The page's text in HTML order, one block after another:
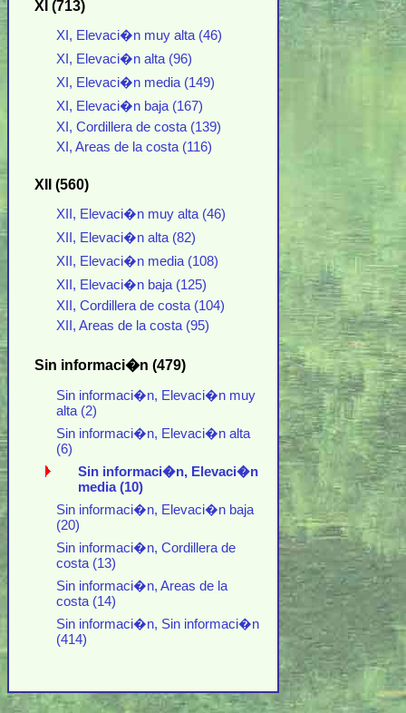
XI (713)
XI, Elevaci�n muy alta (46)
XI, Elevaci�n alta (96)
XI, Elevaci�n media (149)
XI, Elevaci�n baja (167)
XI, Cordillera de costa (139)
XI, Areas de la costa (116)
XII (560)
XII, Elevaci�n muy alta (46)
XII, Elevaci�n alta (82)
XII, Elevaci�n media (108)
XII, Elevaci�n baja (125)
XII, Cordillera de costa (104)
XII, Areas de la costa (95)
Sin informaci�n (479)
Sin informaci�n, Elevaci�n muy
alta (2)
Sin informaci�n, Elevaci�n alta
(6)
Sin informaci�n, Elevaci�n
media (10)
Sin informaci�n, Elevaci�n baja
(20)
Sin informaci�n, Cordillera de
costa (13)
Sin informaci�n, Areas de la
costa (14)
Sin informaci�n, Sin informaci�n
(414)